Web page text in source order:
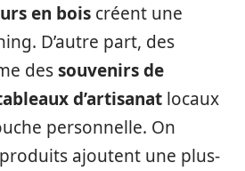
en bois créent une
D’autre part, des
dessouvenirs de
d’artisanat locaux
personnelle. On
ajoutent une plus-